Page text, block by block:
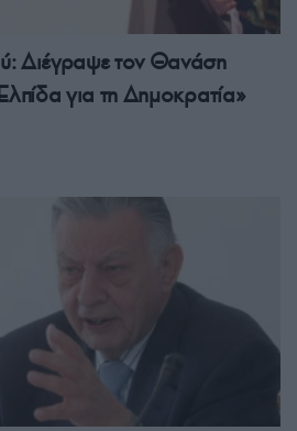
Διέγραψε τον Θανάση
για τη Δημοκρατία»